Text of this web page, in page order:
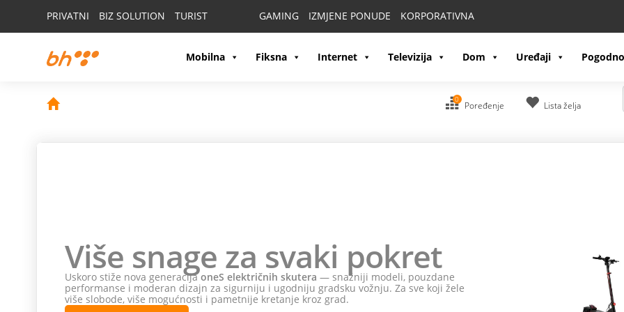
PRIVATNI BIZ SOLUTION TURIST GAMING IZMJENE PONUDE KORPORATIVNA
Mobilna Fiksna Internet Televizija Dom Uređaji
0
Poređenje Lista želja
Više snage za svaki pokret
Uskoro stiže nova generacijaoneS električnih skutera — snažniji modeli, pouzdane
performanse i moderan dizajn za sigurniju i ugodniju gradsku vožnju. Za sve koji žele
više slobode, više mogućnosti i pametnije kretanje kroz grad.